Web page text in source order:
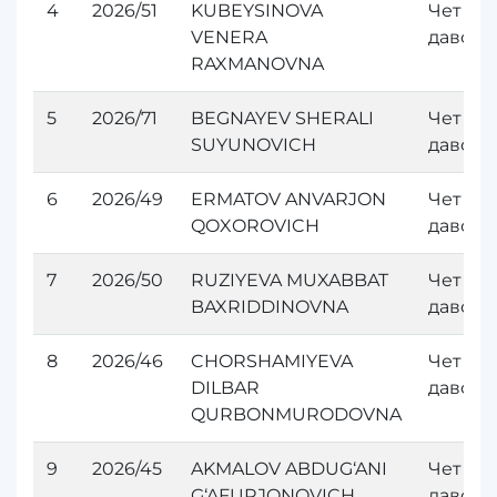
4 2026/51
KUBEYSINOVA
VENERA
RAXMANOVNA
Чет
5 2026/71
BEGNAYEV SHERALI
SUYUNOVICH
Чет
6 2026/49
ERMATOV ANVARJON
QOXOROVICH
Чет
7 2026/50
RUZIYEVA MUXABBAT
BAXRIDDINOVNA
Чет
8 2026/46
CHORSHAMIYEVA
DILBAR
QURBONMURODOVNA
Чет
9 2026/45
AKMALOV ABDUG‘ANI
Чет